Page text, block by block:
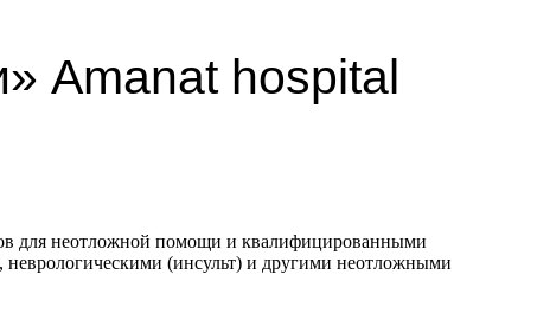
Amanat hospital
для неотложной помощи и квалифицированными
(инсульт) и другими неотложными